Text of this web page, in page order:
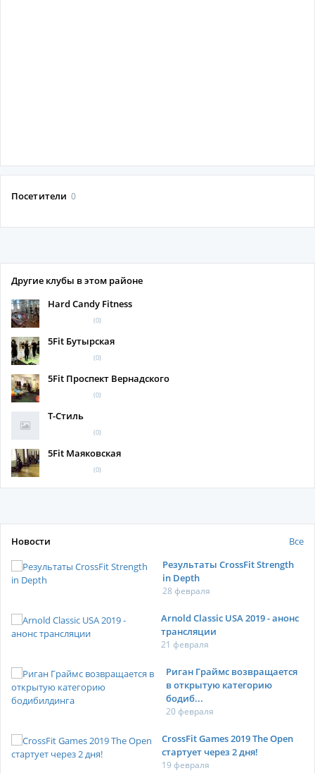
Посетители 0
Другие клубы в этом районе
Hard Candy Fitness
(0)
5Fit Бутырская
(0)
5Fit Проспект Вернадского
(0)
Т-Стиль
(0)
5Fit Маяковская
(0)
Новости
Все
Результаты CrossFit Strength
in Depth
28 февраля
Arnold Classic USA 2019 - анонс
трансляции
21 февраля
Риган Граймс возвращается
в открытую категорию
бодиб...
20 февраля
CrossFit Games 2019 The Open
стартует через 2 дня!
19 февраля